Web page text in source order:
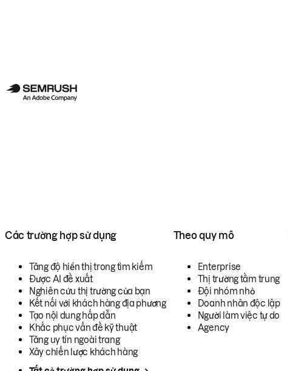
Các trường hợp sử dụng
Tăng độ hiển thị trong tìm kiếm
Được AI đề xuất
Nghiên cứu thị trường của bạn
Kết nối với khách hàng địa phương
Tạo nội dung hấp dẫn
Khắc phục vấn đề kỹ thuật
Tăng uy tín ngoài trang
Xây chiến lược khách hàng
Theo quy mô
Enterprise
Thị trường tầm trung
Đội nhóm nhỏ
Doanh nhân độc lập
Người làm việc tự do
Agency